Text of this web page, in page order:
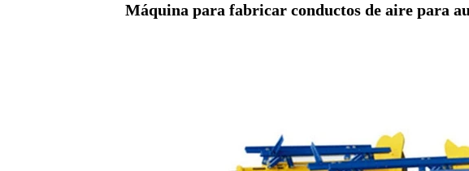
Máquina para fabricar conductos de aire para